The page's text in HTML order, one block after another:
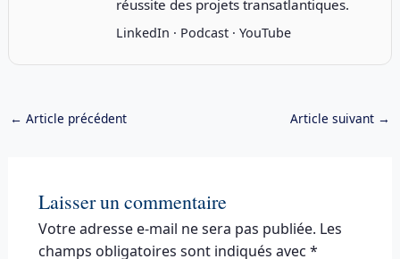
réussite des projets transatlantiques.
LinkedIn · Podcast· YouTube
← Article précédent Article suivant →
Laisser un commentaire
Votre adresse e-mail ne sera pas publiée. Les
champs obligatoires sont indiqués avec *